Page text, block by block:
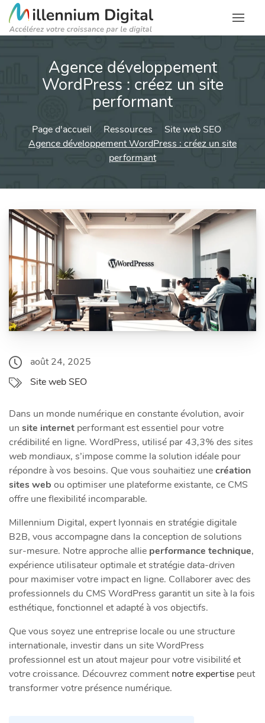
Agence développement
WordPress : créez un site
performant
Page d'accueil Ressources
Site web SEO
Agence développement WordPress : créez un site
performant
août 24, 2025
Site web SEO
Dans un monde numérique en constante évolution, avoir
un site internet performant est essentiel pour votre
crédibilité en ligne. WordPress, utilisé par43,3% des sites
web mondiaux, s’impose comme la solution idéale pour
répondre à vos besoins. Que vous souhaitiez unecréation
sites web ou optimiser une plateforme existante, ce CMS
offre une flexibilité incomparable.
Millennium Digital, expert lyonnais en stratégie digitale
B2B, vous accompagne dans la conception de solutions
sur-mesure. Notre approche allie performance technique,
expérience utilisateur optimale et stratégiedata-driven
pour maximiser votre impact en ligne. Collaborer avec des
professionnels du CMS WordPress garantit un site à la fois
esthétique, fonctionnel et adapté à vos objectifs.
Que vous soyez une entreprise locale ou une structure
internationale, investir dans un site WordPress
professionnel est un atout majeur pour votre visibilité et
votre croissance. Découvrez commentnotre expertise peut
transformer votre présence numérique.